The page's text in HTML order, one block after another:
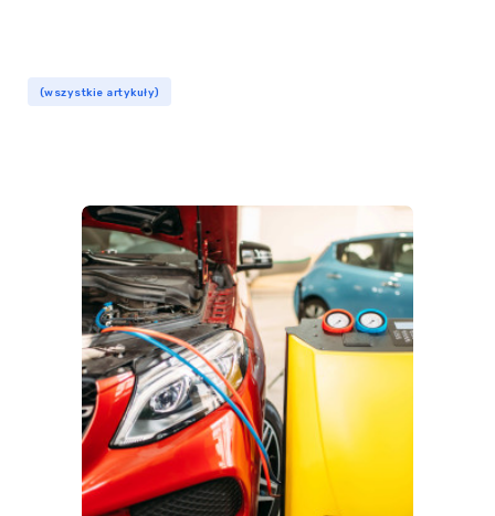
(wszystkie artykuły)